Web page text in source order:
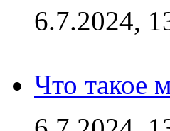
6.7.2024,
Что такое